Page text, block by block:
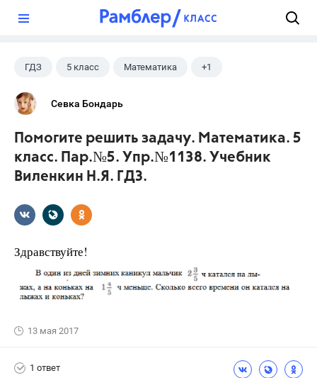
ГДЗ 5 класс Математика +1
Виленкин Н.Я.
Севка Бондарь
Помогите решить задачу. Математика. 5
класс. Пар.№5. Упр.№1138. Учебник
Виленкин Н.Я. ГДЗ.
Здравствуйте!
13 мая 2017
1 ответ